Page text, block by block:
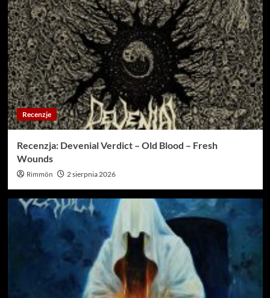
Recenzje
Recenzja: Devenial Verdict – Old Blood – Fresh
Wounds
Rimmön 2 sierpnia 2026